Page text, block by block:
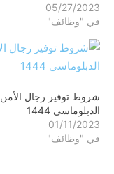
05/27/2023
في "وظائف"
شروط توفير رجال الأمن
الدبلوماسي 1444
01/11/2023
في "وظائف"